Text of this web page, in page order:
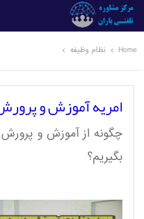
Home نظام وظیفه
امریه آموزش و
چگونه از آموزش و پرورش
بگیریم؟